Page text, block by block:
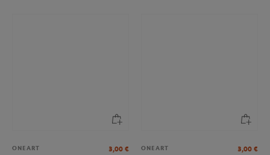
ONEART 3,00 € ONEART 3,00 €